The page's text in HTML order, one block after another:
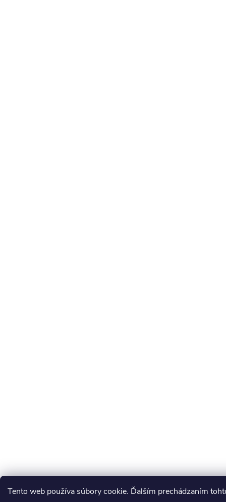
Tento web používa súbory cookie. Ďalším prechádzaním